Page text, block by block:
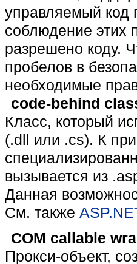
управляемый код
соблюдение этих
разрешено коду.
пробелов в
необходимые
code-behind
Класс, который
(.dll или .cs). К
вызывается из
Данная
Cм. также
COM callable
Прокси-объект,